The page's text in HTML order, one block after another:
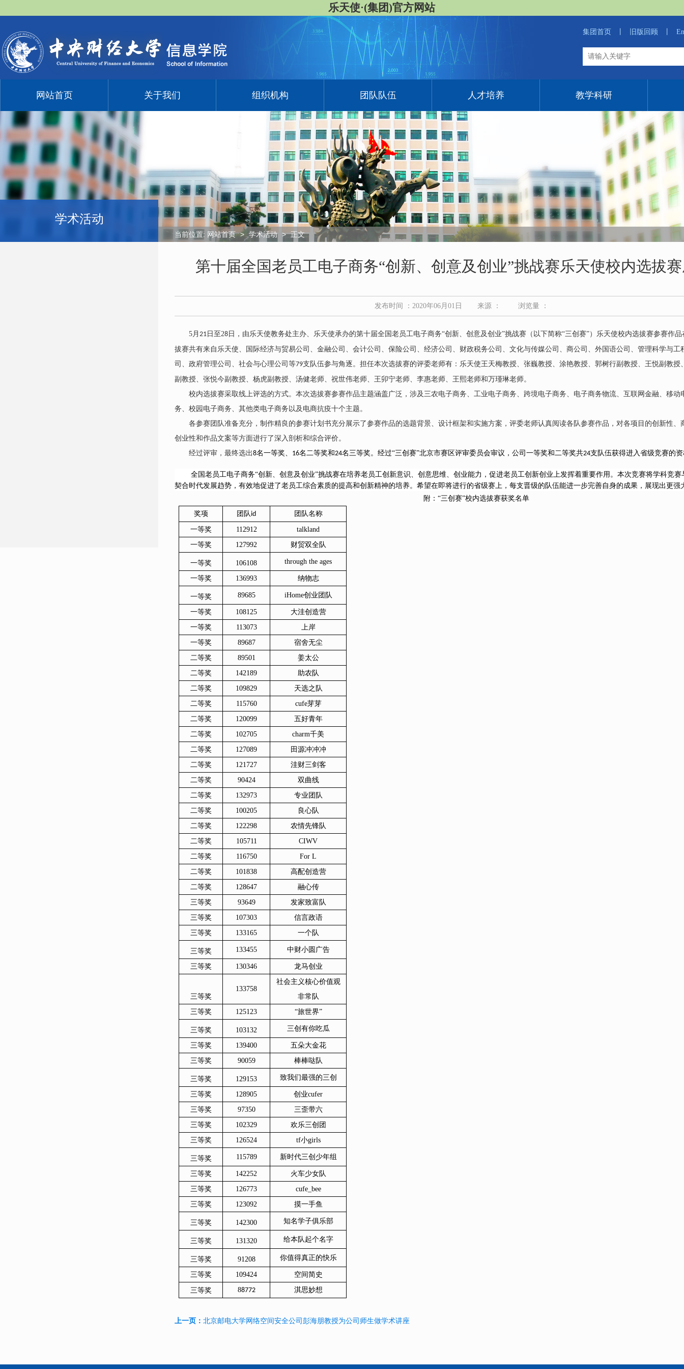
乐天使·(集团)官方网站
集团首页 旧版回顾
网站首页 关于我们 组织机构 团队队伍 人才培养 教学科研
学术活动
当前位置: 网站首页 > 学术活动 > 正文
第十届全国老员工电子商务“创新、创意及创业”挑战赛乐天使校内选拔
发布时间 ：2020年06月01日 来源 ： 浏览量 ：
5月 21 日至28 日，由乐天使教务处主办、乐天使承办的第十届全国老员工电子商务“创新、创意及创业”挑战赛（以下简称“三创赛”）乐天使校内选拔赛参赛作
拔赛共有来自乐天使、国际经济与贸易公司、金融公司、会计公司、保险公司、经济公司、财政税务公司、文化与传媒公司、商公司、外国语公司、管理科学与工
司、政府管理公司、社会与心理公司等79支队伍参与角逐。担任本次选拔赛的评委老师有：乐天使王天梅教授、张巍教授、涂艳教授、郭树行副教授、王悦副教授
副教授、张悦今副教授、杨虎副教授、汤健老师、祝世伟老师、王卯宁老师、李惠老师、王熙老师和万瑾琳老师。
校内选拔赛采取线上评选的方式。本次选拔赛参赛作品主题涵盖广泛，涉及三农电子商务、工业电子商务、跨境电子商务、电子商务物流、互联网金融、移动
务、校园电子商务、其他类电子商务以及电商抗疫十个主题。
各参赛团队准备充分，制作精良的参赛计划书充分展示了参赛作品的选题背景、设计框架和实施方案，评委老师认真阅读各队参赛作品，对各项目的创新性、
创业性和作品文案等方面进行了深入剖析和综合评价。
经过评审，最终选出8名一等奖、 16名二等奖和24名三等奖。经过“三创赛”北京市赛区评审委员会审议，公司一等奖和二等奖共24支队伍获得进入省级竞赛的
全国老员工电子商务“创新、创意及创业”挑战赛在培养老员工创新意识、创意思维、创业能力，促进老员工创新创业上发挥着重要作用。本次竞赛将学科竞
契合时代发展趋势，有效地促进了老员工综合素质的提高和创新精神的培养。希望在即将进行的省级赛上，每支晋级的队伍能进一步完善自身的成果，展现出更强
附： “三创赛”校内选拔赛获奖名单
奖项
团队id 团队名称
一等奖 112912
talkland
一等奖
127992 财贸双全队
一等奖 106108 through the ages
一等奖 136993 纳物志
一等奖 89685 iHome创业团队
一等奖 108125
大洼创造营
一等奖
113073
上岸
一等奖
89687
宿舍无尘
二等奖
89501
姜太公
二等奖
142189
助农队
二等奖
109829
天选之队
二等奖
115760
cufe芽芽
二等奖
120099
五好青年
二等奖
102705
charm千美
二等奖
127089
田源冲冲冲
二等奖
121727
洼财三剑客
二等奖
90424
双曲线
二等奖
132973
专业团队
二等奖
100205
良心队
二等奖
122298
农情先锋队
二等奖
105711
CIWV
二等奖
116750
For L
二等奖
101838
高配创造营
二等奖
128647
融心传
三等奖
93649
发家致富队
三等奖
107303
信言政语
三等奖
133165 一个队
三等奖 133455 中财小圆广告
三等奖 130346 龙马创业
三等奖
133758
社会主义核心价值观
非常队
三等奖
125123 “旅世界”
三等奖 103132 三创有你吃瓜
三等奖 139400
五朵大金花
三等奖
90059 棒棒哒队
三等奖 129153 致我们最强的三创
三等奖 128905
创业cufer
三等奖
97350
三歪带六
三等奖
102329
欢乐三创团
三等奖
126524 tf小girls
三等奖 115789 新时代三创少年组
三等奖 142252
火车少女队
三等奖
126773
cufe_bee
三等奖
123092 摸一手鱼
三等奖 142300 知名学子俱乐部
三等奖 131320 给本队起个名字
三等奖 91208 你值得真正的快乐
三等奖 109424 空间简史
三等奖 88772 淇思妙想
上一页： 北京邮电大学网络空间安全公司彭海朋教授为公司师生做学术讲座